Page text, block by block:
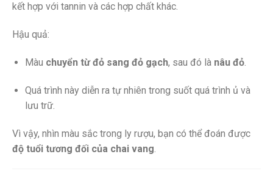
kết hợp với tannin và các hợp chất khác.
Hậu quả:
Màu chuyển từ đỏ sang đỏ gạch, sau đó là nâu đỏ.
Quá trình này diễn ra tự nhiên trong suốt quá trình ủ và
lưu trữ.
Vì vậy, nhìn màu sắc trong ly rượu, bạn có thể đoán được
độ tuổi tương đối của chai vang